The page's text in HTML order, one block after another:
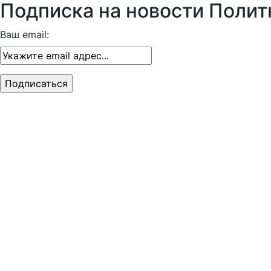
Подписка на новости
Ваш email: